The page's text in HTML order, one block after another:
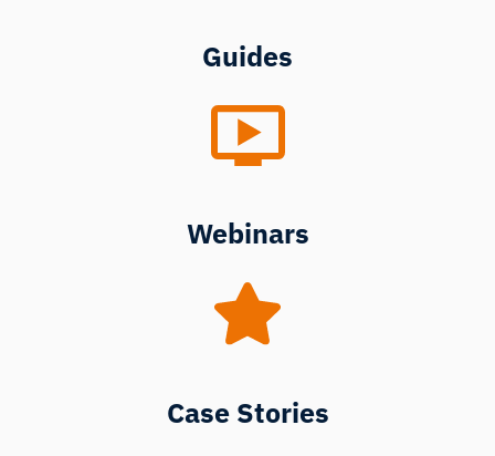
Guides
Webinars
Case Stories